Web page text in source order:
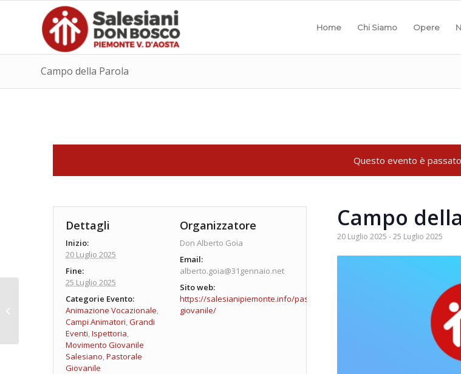
Home Chi Siamo Opere
Campo della Parola
Questo evento è
Campo
20 Luglio 2025 -25 Luglio 2025
Dettagli
Inizio:
20 Luglio 2025
Fine:
25 Luglio 2025
Categorie Evento:
Animazione Vocazionale,
Campi Animatori,Grandi
Eventi,Ispettoria,
Movimento Giovanile
Salesiano,Pastorale
Giovanile
Organizzatore
Don Alberto Goia
Email:
alberto.goia@31gennaio.net
Sito web:
https://salesianipiemonte.info/pastorale-
giovanile/
EESS Avigliana